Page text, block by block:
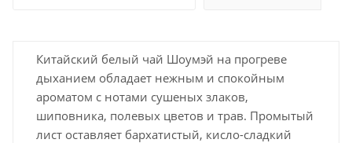
Китайский белый чай Шоумэй на прогреве
дыханием обладает нежным и спокойным
ароматом с нотами сушеных злаков,
шиповника, полевых цветов и трав. Промытый
лист оставляет бархатистый, кисло-сладкий